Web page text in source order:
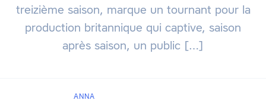
treizième saison, marque un tournant pour la
production britannique qui captive, saison
après saison, un public […]
ANNA